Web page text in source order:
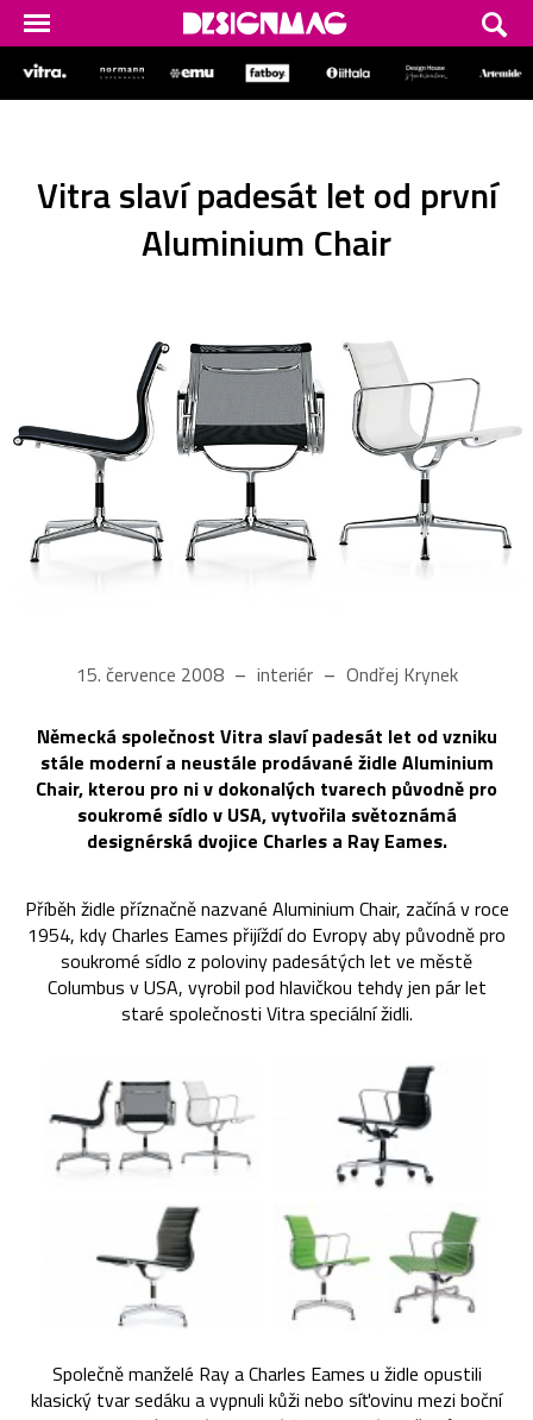
Vitra slaví padesát let od první
Aluminium Chair
15. července 2008 interiér Ondřej Krynek
Německá společnost Vitra slaví padesát let od vzniku
stále moderní a neustále prodávané židle Aluminium
Chair, kterou pro ni v dokonalých tvarech původně pro
soukromé sídlo v USA, vytvořila světoznámá
designérská dvojice Charles a Ray Eames.
Příběh židle příznačně nazvané Aluminium Chair, začíná v roce
1954, kdy Charles Eames přijíždí do Evropy aby původně pro
soukromé sídlo z poloviny padesátých let ve městě
Columbus v USA, vyrobil pod hlavičkou tehdy jen pár let
staré společnosti Vitra speciální židli.
Společně manželé Ray a Charles Eames u židle opustili
klasický tvar sedáku a vypnuli kůži nebo síťovinu mezi boční